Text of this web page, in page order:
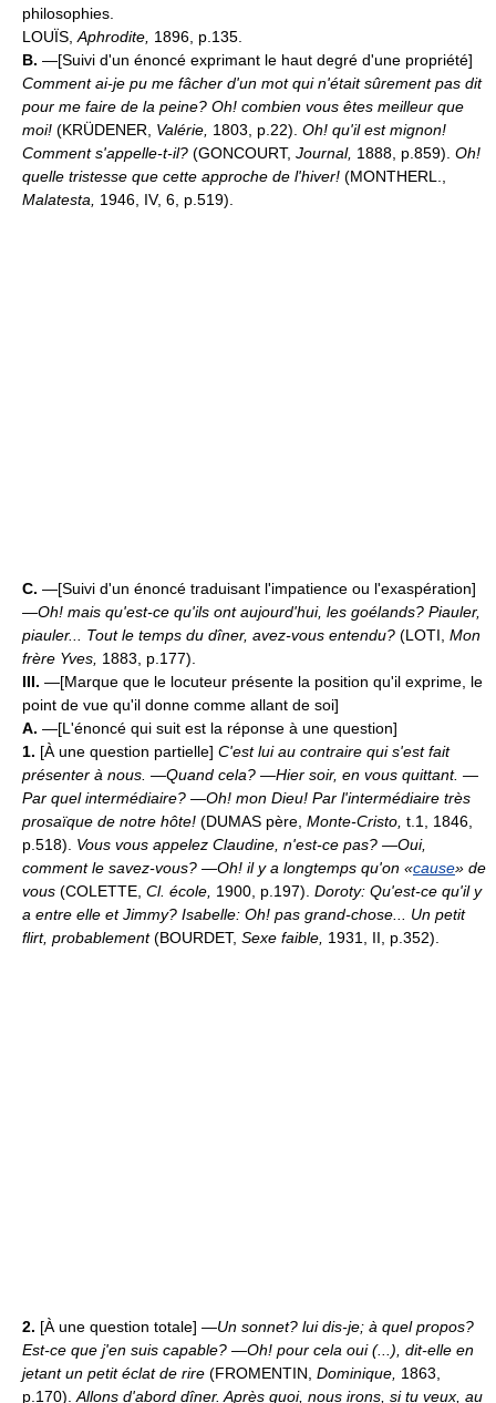
philosophies.
LOUÏS, Aphrodite, 1896, p.135.
B. —[Suivi d'un énoncé exprimant le haut degré d'une propriété]
Comment ai-je pu me fâcher d'un mot qui n'était sûrement pas dit
pour me faire de la peine? Oh! combien vous êtes meilleur que
moi! (KRÜDENER, Valérie, 1803, p.22). Oh! qu'il est mignon!
Comment s'appelle-t-il? (GONCOURT, Journal, 1888, p.859). Oh!
quelle tristesse que cette approche de l'hiver! (MONTHERL.,
Malatesta, 1946, IV, 6, p.519).
C. —[Suivi d'un énoncé traduisant l'impatience ou l'exaspération]
—Oh! mais qu'est-ce qu'ils ont aujourd'hui, les goélands? Piauler,
piauler... Tout le temps du dîner, avez-vous entendu? (LOTI, Mon
frère Yves, 1883, p.177).
III. —[Marque que le locuteur présente la position qu'il exprime, le
point de vue qu'il donne comme allant de soi]
A. —[L'énoncé qui suit est la réponse à une question]
1. [À une question partielle] C'est lui au contraire qui s'est fait
présenter à nous. —Quand cela? —Hier soir, en vous quittant. —
Par quel intermédiaire? —Oh! mon Dieu! Par l'intermédiaire très
prosaïque de notre hôte! (DUMAS père, Monte-Cristo, t.1, 1846,
p.518). Vous vous appelez Claudine, n'est-ce pas? —Oui,
comment le savez-vous? —Oh! il y a longtemps qu'on «cause» de
vous (COLETTE, Cl. école, 1900, p.197). Doroty: Qu'est-ce qu'il y
a entre elle et Jimmy? Isabelle: Oh! pas grand-chose... Un petit
flirt, probablement(BOURDET, Sexe faible, 1931, II, p.352).
2. [À une question totale] —Un sonnet? lui dis-je; à quel propos?
Est-ce que j'en suis capable? —Oh! pour cela oui (...), dit-elle en
jetant un petit éclat de rire (FROMENTIN, Dominique, 1863,
p.170). Allons d'abord dîner. Après quoi, nous irons, si tu veux, au